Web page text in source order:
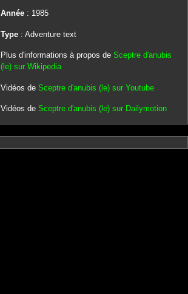
Année: 1985
Type: Adventure text
Plus d'informations à propos de Sceptre d'anubis
(le) sur Wikipedia
Vidéos de Sceptre d'anubis (le) sur Youtube
Vidéos de Sceptre d'anubis (le) sur Dailymotion